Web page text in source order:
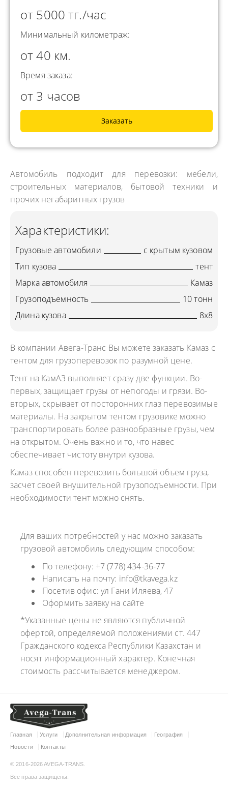
от 5000 тг./час
Минимальный километраж:
от 40 км.
Время заказа:
от 3 часов
Заказать
Автомобиль подходит для перевозки: мебели,
строительных материалов, бытовой техники и
прочих негабаритных грузов
Характеристики:
Грузовые автомобили
с крытым кузовом
Тип кузова
тент
Марка автомобиля
Камаз
Грузоподъемность
10 тонн
Длина кузова
8х8
В компании Авега-Транс Вы можете заказать Камаз с
тентом для грузоперевозок по разумной цене.
Тент на КамАЗ выполняет сразу две функции. Во-
первых, защищает грузы от непогоды и грязи. Во-
вторых, скрывает от посторонних глаз перевозимые
материалы. На закрытом тентом грузовике можно
транспортировать более разнообразные грузы, чем
на открытом. Очень важно и то, что навес
обеспечивает чистоту внутри кузова.
Камаз способен перевозить большой объем груза,
засчет своей внушительной грузоподъемности. При
необходимости тент можно снять.
Для ваших потребностей у нас можно заказать
грузовой автомобиль следующим способом:
По телефону: +7 (778) 434-36-77
Написать на почту: info@tkavega.kz
Посетив офис: ул Гани Иляева, 47
Оформить заявку на сайте
*Указанные цены не являются публичной
офертой, определяемой положениями ст. 447
Гражданского кодекса Республики Казахстан и
носят информационный характер. Конечная
стоимость рассчитывается менеджером.
Главная Услуги Дополнительная информация
География
Новости
Контакты
© 2016-2026 AVEGA-TRANS.
Все права защищены.